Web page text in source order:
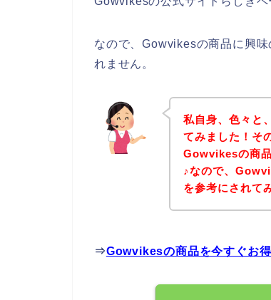
なので、Gowvikesの商品に興
れません。
私自身、色々と
てみました！そ
Gowvikesの商
♪なので、
を参考にされて
⇒Gowvikesの商品を今すぐお